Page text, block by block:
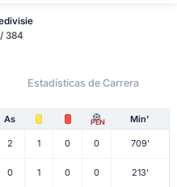
384
Estadísticas de Carrera
As PEN Min'
2 1 0 0 709'
0 1 0 0 213'